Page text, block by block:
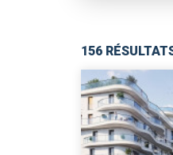
156